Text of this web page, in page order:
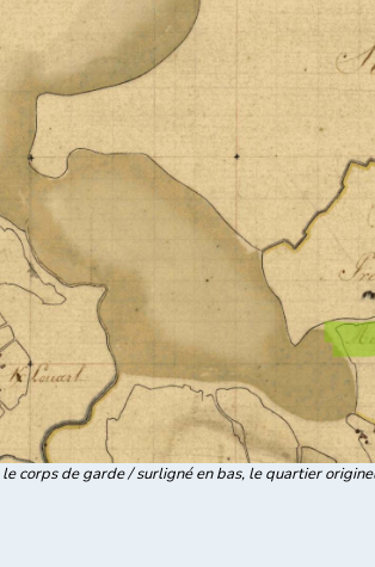
corps de garde / surligné en bas, le quartier